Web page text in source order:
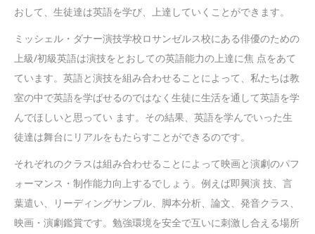
おして、生徒達は英語を学び、上達していくことができます。
ミッシェル・ダナー演技学校ロサンゼルス校にある俳優のための
上級/初級英語は演技をとおしての英語能力の上達に焦 点をあて
ています。英語と演技を組み合わせることによって、私たちは教
室の中で英語を学ばせるのではなく生徒に生活を通して英語を学
んでほしいと思ってい ます。その結果、英語を学んでいった生
徒達は舞台にリアルをもたらすことができるのです。
それぞれのクラスは組み合わせることによって映画と演劇のパフ
ォーマンス・制作能力向上するでしょう。例えば即興演 技、言
葉遣い、リーディングサンプル、脚本分析、論文、発音クラス、
映画・演劇鑑賞です。勉強環境を安全で互いに刺激し合える場所